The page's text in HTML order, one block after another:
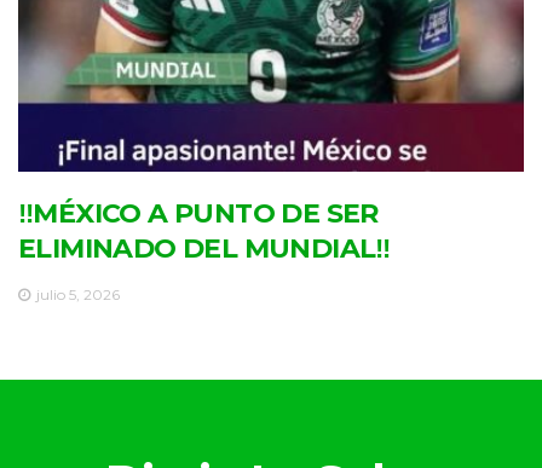
‼MÉXICO A PUNTO DE SER
ELIMINADO DEL MUNDIAL‼
julio 5, 2026